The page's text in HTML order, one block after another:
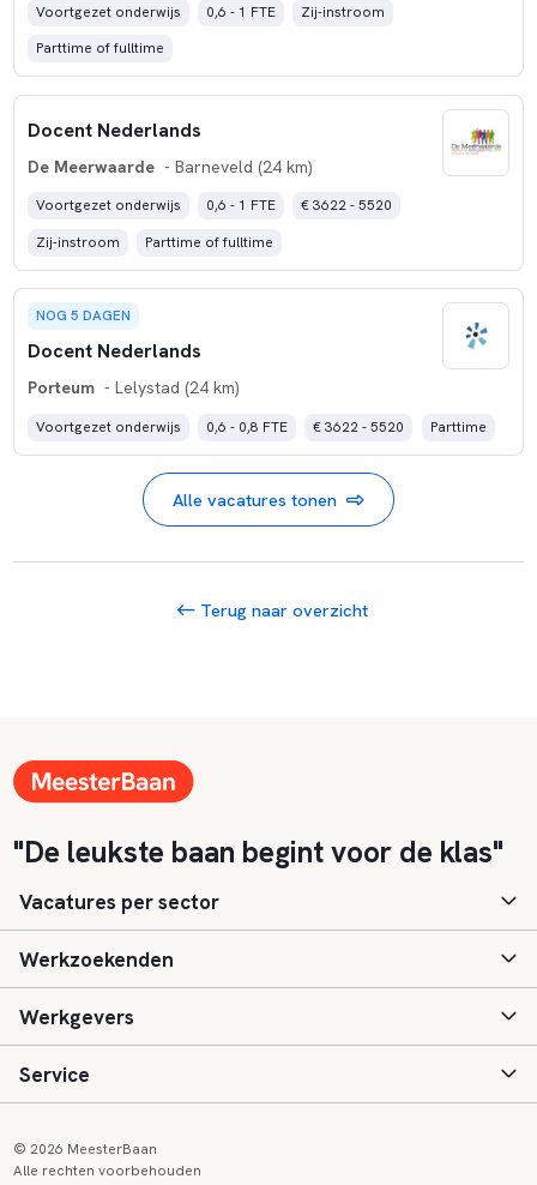
Voortgezet onderwijs 0,6 - 1 FTE
Zij-instroom
Parttime of fulltime
Docent Nederlands
De Meerwaarde - Barneveld (24 km)
Voortgezet onderwijs 0,6 - 1 FTE
€ 3622 - 5520
Zij-instroom
Parttime of fulltime
NOG 5 DAGEN
Docent Nederlands
Porteum - Lelystad (24 km)
Voortgezet onderwijs 0,6 - 0,8 FTE € 3622 - 5520 Parttime
Alle vacatures tonen
Terug naar overzicht
"De leukste baan begint voor de klas"
Vacatures per sector
Basisonderwijs
Speciaal (basis) onderwijs
Voortgezet onderwijs
Werkzoekenden
Aanmelden
Vacatures
Werkgevers
Inloggen
Service
© 2026 MeesterBaan
Alle rechten voorbehouden